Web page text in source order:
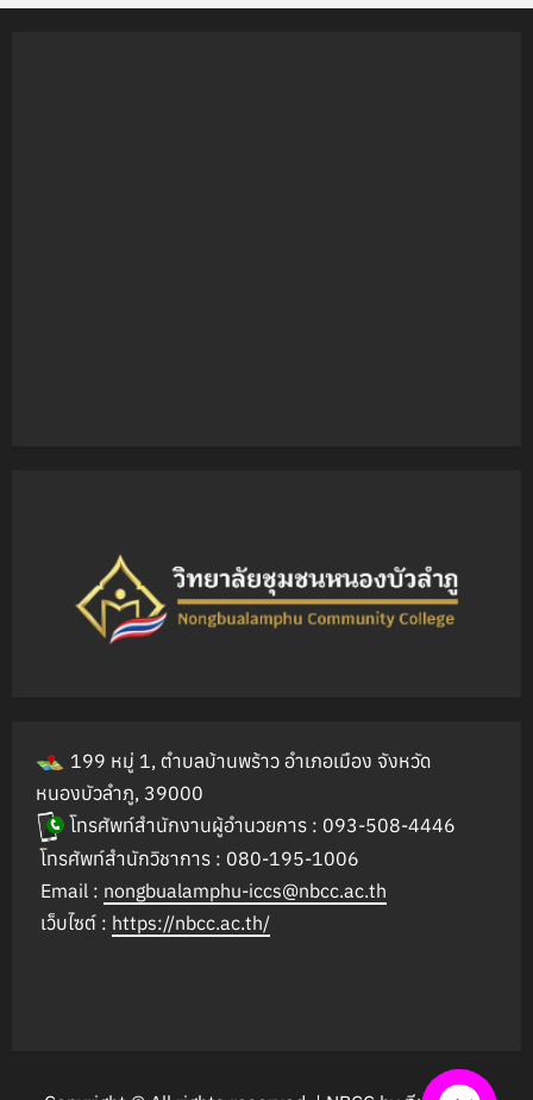
199 หมู่ 1, ตำบลบ้านพร้าว อำเภอเมือง จังหวัด
หนองบัวลำภู, 39000
โทรศัพท์สำนักงานผู้อำนวยการ : 093-508-4446
โทรศัพท์สำนักวิชาการ : 080-195-1006
Email : nongbualamphu-iccs@nbcc.ac.th
เว็บไซต์ : https://nbcc.ac.th/